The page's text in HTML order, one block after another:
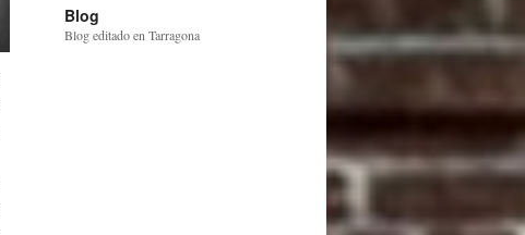
Blog
Blog editado en Tarragona